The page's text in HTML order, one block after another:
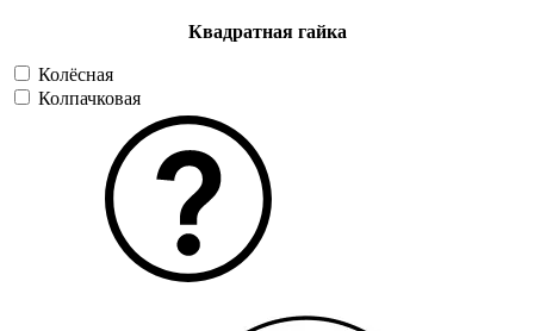
Квадратная гайка
Колёсная
Колпачковая